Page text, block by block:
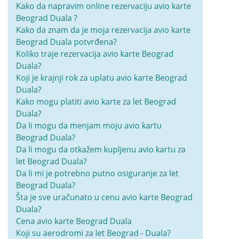
Kako da napravim online rezervaciju avio karte
Beograd Duala ?
Kako da znam da je moja rezervacija avio karte
Beograd Duala potvrđena?
Koliko traje rezervacija avio karte Beograd
Duala?
Koji je krajnji rok za uplatu avio karte Beograd
Duala?
Kako mogu platiti avio karte za let Beograd
Duala?
Da li mogu da menjam moju avio kartu
Beograd Duala?
Da li mogu da otkažem kupljenu avio kartu za
let Beograd Duala?
Da li mi je potrebno putno osiguranje za let
Beograd Duala?
Šta je sve uračunato u cenu avio karte Beograd
Duala?
Cena avio karte Beograd Duala
Koji su aerodromi za let Beograd - Duala?